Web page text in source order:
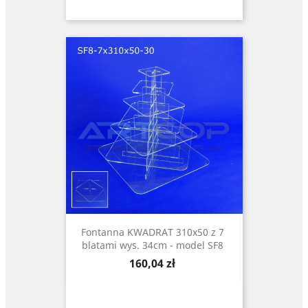
Fontanna KWADRAT 310x50 z 7
blatami wys. 34cm - model SF8
Cena
160,04 zł